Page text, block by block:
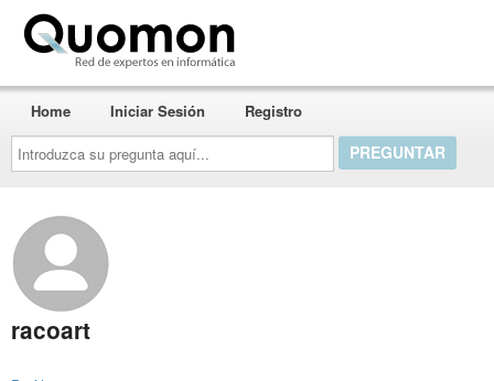
Introduzca
su
pregunta
aquí...
Home Iniciar Sesión Registro
racoart